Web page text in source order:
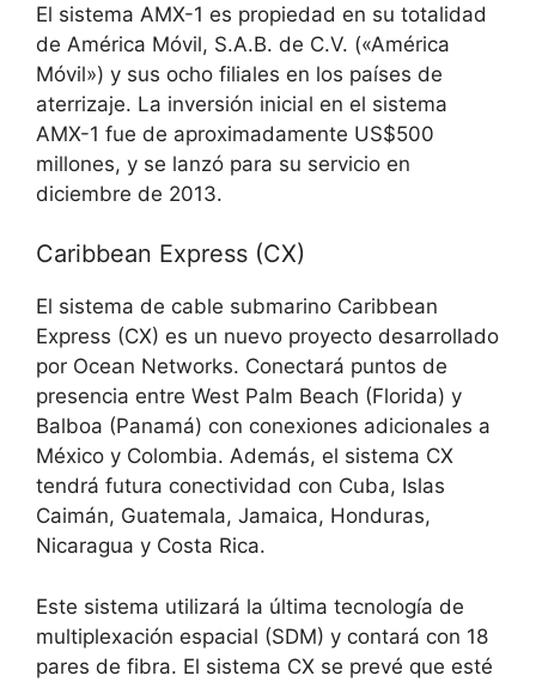
El sistema AMX-1 es propiedad en su totalidad
de América Móvil, S.A.B. de C.V. («América
Móvil») y sus ocho filiales en los países de
aterrizaje. La inversión inicial en el sistema
AMX-1 fue de aproximadamente US$500
millones, y se lanzó para su servicio en
diciembre de 2013.
Caribbean Express (CX)
El sistema de cable submarino Caribbean
Express (CX) es un nuevo proyecto desarrollado
por Ocean Networks. Conectará puntos de
presencia entre West Palm Beach (Florida) y
Balboa (Panamá) con conexiones adicionales a
México y Colombia. Además, el sistema CX
tendrá futura conectividad con Cuba, Islas
Caimán, Guatemala, Jamaica, Honduras,
Nicaragua y Costa Rica.
Este sistema utilizará la última tecnología de
multiplexación espacial (SDM) y contará con 18
pares de fibra. El sistema CX se prevé que esté